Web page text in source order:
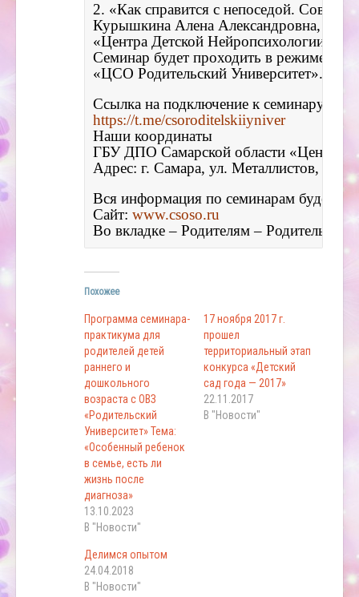
2. «Как справится с непоседой. Советы
Курышкина Алена Александровна,
«Центра Детской Нейропсихологии
Семинар будет проходить в режиме он-
Ссылка на подключение к семинару
https://t.me/csoroditelskiiyniver
Наши координаты
ГБУ ДПО Самарской области «Центр
Вся информация по семинарам будет
Сайт: www.csoso.ru
Во вкладке – Родителям – Родительские
Похожее
Программа семинара-
практикума для
родителей детей
раннего и
дошкольного
возраста с ОВЗ
«Родительский
Университет» Тема:
«Особенный ребенок
в семье, есть ли
жизнь после
диагноза»
13.10.2023
В "Новости"
17 ноября 2017 г.
прошел
территориальный этап
конкурса «Детский
сад года — 2017»
22.11.2017
В "Новости"
Делимся опытом
24.04.2018
В "Новости"